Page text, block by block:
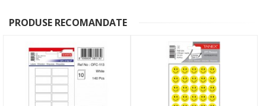
PRODUSE RECOMANDATE